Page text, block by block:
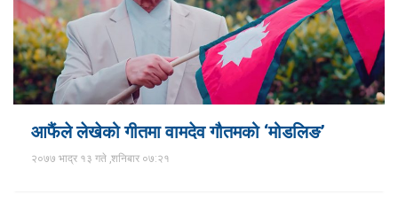
आफैंले लेखेको गीतमा वामदेव गौतमको ‘मोडलिङ’
२०७७ भाद्र १३ गते ,शनिबार ०७:२१